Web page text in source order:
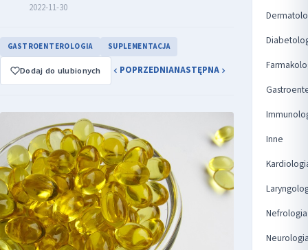
2022-11-30
GASTROENTEROLOGIA SUPLEMENTACJA
Dodaj do ulubionych POPRZEDNIANASTĘPNA
Inne
Nefrologia